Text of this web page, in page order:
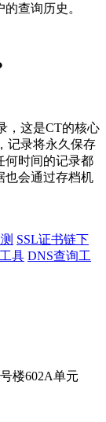
查询历史。
，这是CT的核心
记录将永久保存
何时间的记录都
也会通过存档机
SSL证书链下
具 DNS查询工
楼602A单元